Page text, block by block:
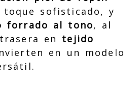
sofisticado, y
forrado al tono, al
en tejido
en un modelo